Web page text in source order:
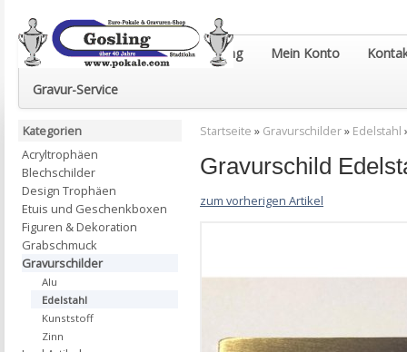
Euro-Pokale & Gravur-Shop Gosling Mein Konto
Gravur-Service
Startseite » Gravurschilder» Edelstahl
Gravurschild
zum vorherigen Artikel
Kategorien
Acryltrophäen
Blechschilder
Design Trophäen
Etuis und Geschenkboxen
Figuren & Dekoration
Grabschmuck
Gravurschilder
Alu
Edelstahl
Kunststoff
Zinn